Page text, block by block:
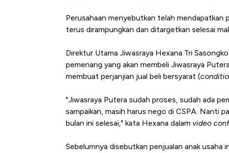
Perusahaan menyebutkan telah mendapatkan
terus dirampungkan dan ditargetkan selesai
Direktur Utama Jiwasraya Hexana Tri
pemenang yang akan membeli Jiwasraya
membuat perjanjian jual beli bersyarat (
"Jiwasraya Putera sudah proses, sudah ada
sampaikan, masih harus nego di CSPA. Nanti
bulan ini selesai," kata Hexana dalam video
Sebelumnya disebutkan penjualan anak usaha